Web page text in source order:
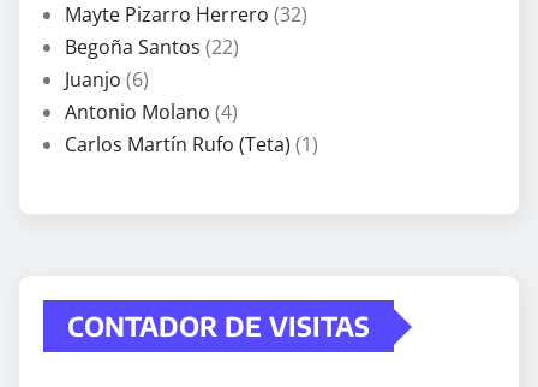
Mayte Pizarro Herrero (32)
Begoña Santos (22)
Juanjo (6)
Antonio Molano (4)
Carlos Martín Rufo (Teta) (1)
CONTADOR DE VISITAS